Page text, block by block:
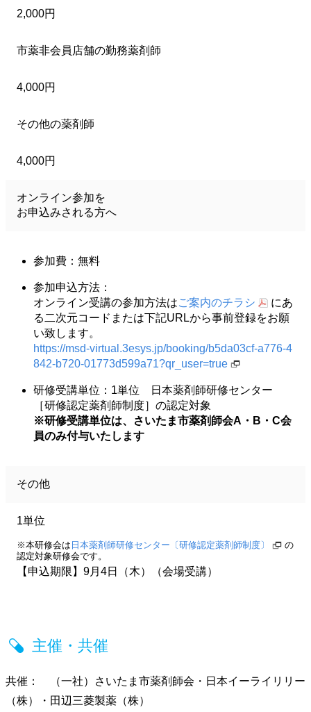
2,000円
市薬非会員店舗の勤務薬剤師
4,000円
その他の薬剤師
4,000円
オンライン参加を
お申込みされる方へ
参加費：無料
参加申込方法：
オンライン受講の参加方法はご案内のチラシ
にあ
る二次元コードまたは下記URLから事前登録をお願
い致します。
https://msd-virtual.3esys.jp/booking/b5da03cf-a776-4
842-b720-01773d599a71?qr_user=true
研修受講単位：1単位 日本薬剤師研修センター
［研修認定薬剤師制度］の認定対象
※研修受講単位は、さいたま市薬剤師会A・B・C会
員のみ付与いたします
その他
1単位
※本研修会は 日本薬剤師研修センター〔研修認定薬剤師制度〕
の
認定対象研修会です。
【申込期限】9月4日（木）（会場受講）
主催・共催
共催： （一社）さいたま市薬剤師会・日本イーライリリー
（株）・田辺三菱製薬（株）